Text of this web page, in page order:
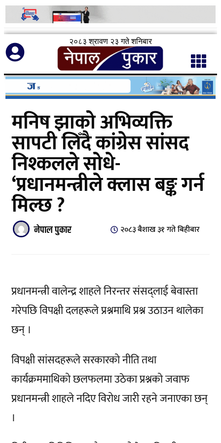
२०८३ श्रावण २३ गते शनिबार
मनिष झाको अभिव्यक्ति
सापटी लिँदै कांग्रेस सांसद
निश्कलले सोधे-
‘प्रधानमन्त्रीले क्लास बङ्क गर्न
मिल्छ ?
नेपाल पुकार २०८३ बैशाख ३१ गते बिहीबार
प्रधानमन्त्री वालेन्द्र शाहले निरन्तर संसद्लाई बेवास्ता
गरेपछि विपक्षी दलहरूले प्रश्नमाथि प्रश्न उठाउन थालेका
छन् ।
विपक्षी सांसदहरूले सरकारको नीति तथा
कार्यक्रममाथिको छलफलमा उठेका प्रश्नको जवाफ
प्रधानमन्त्री शाहले नदिए विरोध जारी रहने जनाएका छन्
।